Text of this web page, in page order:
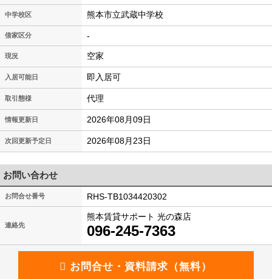
中学校区 熊本市立武蔵中学校
借家区分 -
現況 空家
入居可能日 即入居可
取引態様 代理
情報更新日 2026年08月09日
次回更新予定日 2026年08月23日
お問い合わせ
お問合せ番号 RHS-TB1034420302
連絡先
熊本賃貸サポート 光の森店
096-245-7363